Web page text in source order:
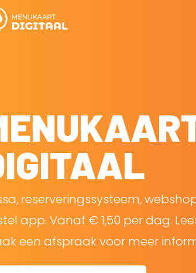
reserveringssysteem,
app. Vanaf € 1,50 per dag.
een afspraak voor meer